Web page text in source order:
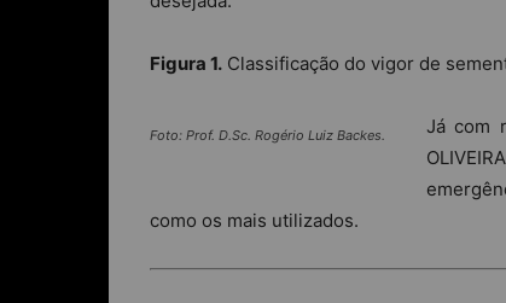
Figura 1. Classificação do vigor de
Foto: Prof. D.Sc. Rogério Luiz Backes.
Já com
como os mais utilizados.